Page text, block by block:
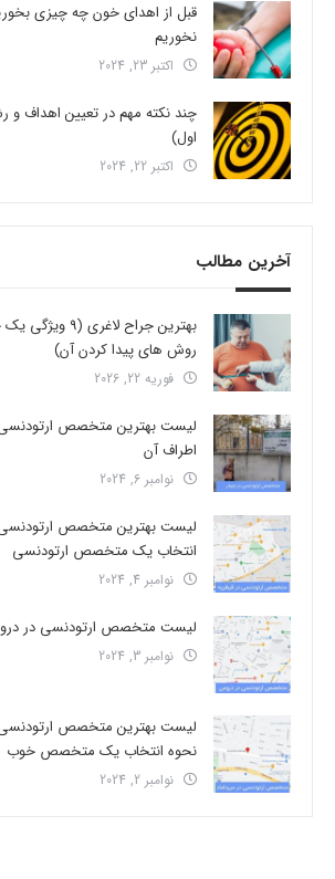
قبل از اهدای خون چه چیزی
نخوریم
اکتبر 23, 2024
چند نکته مهم در تعیین
اول)
اکتبر 22, 2024
آخرین مطالب
بهترین جراح
روش های پیدا کردن آن)
فوریه 22, 2026
لیست بهترین متخصص
اطراف آن
نوامبر 6, 2024
لیست بهترین متخصص
انتخاب یک متخصص ارتودنسی
نوامبر 4, 2024
لیست متخصص ارتودنسی در
نوامبر 3, 2024
لیست بهترین متخصص ارتودنسی
نحوه انتخاب یک متخصص خوب
نوامبر 2, 2024